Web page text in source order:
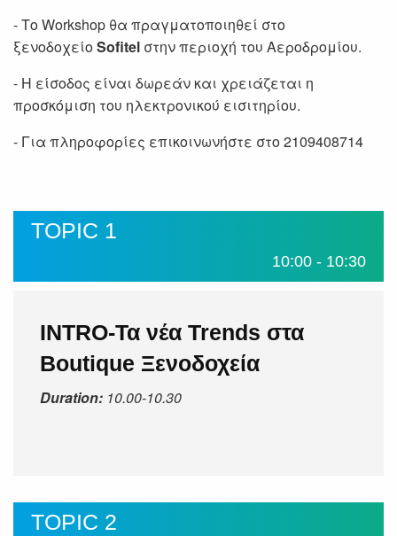
- Το Workshop θα πραγματοποιηθεί στο
ξενοδοχείοSofitel στην περιοχή του Αεροδρομίου.
- Η είσοδος είναι δωρεάν και χρειάζεται η
προσκόμιση του ηλεκτρονικού εισιτηρίου.
- Για πληροφορίες επικοινωνήστε στο 2109408714
TOPIC 1
10:00 - 10:30
INTRO-Τα νέα Trends στα
Boutique Ξενοδοχεία
Duration: 10.00-10.30
TOPIC 2